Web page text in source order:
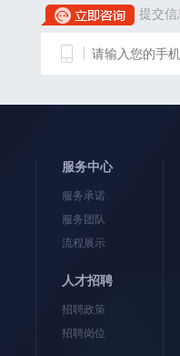
提交
服务中心
服务承诺
服务团队
流程展示
人才招聘
招聘政策
招聘岗位